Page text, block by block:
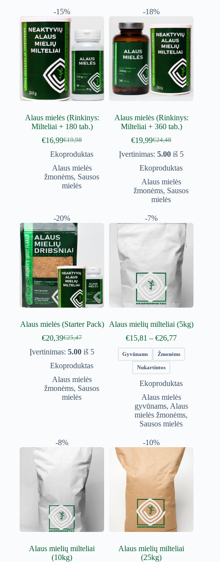
-15%
Alaus mielės (Rinkinys:
Milteliai + 180 tab.)
€19,98
Original
price
€19,98.
€16,99Current
price
€16,99.
Ekoproduktas
Alaus mielės
žmonėms, Sausos
mielės
-18%
Alaus mielės (Rinkinys:
Milteliai + 360 tab.)
€24,48
Original
price
€24,48.
€19,99Current
price
€19,99.
Įvertinimas:5.00 iš 5
Ekoproduktas
Alaus mielės
žmonėms, Sausos
mielės
-20%
Alaus mielės (Starter Pack)
€25,47
Original
price
€25,47.
€20,39Current
price
€20,39.
Įvertinimas:5.00 iš 5
Ekoproduktas
Alaus mielės
žmonėms, Sausos
mielės
-7%
Alaus mielių milteliai (5kg)
€15,81 – €26,77Price
range:
€15,81
Gyvūnams Žmonėms
Nukartintos
Ekoproduktas
Alaus mielės
gyvūnams, Alaus
mielės žmonėms,
Sausos mielės
-8%
Alaus mielių milteliai
(10kg)
-10%
Alaus mielių milteliai
(25kg)